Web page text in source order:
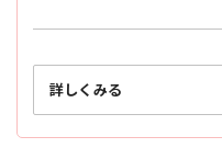
詳しくみる